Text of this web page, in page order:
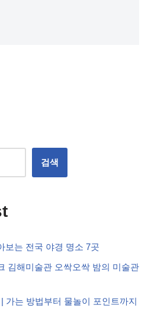
검색
보는 전국 야경 명소 7곳
김해미술관 오싹오싹 밤의 미술관
가는 방법부터 물놀이 포인트까지